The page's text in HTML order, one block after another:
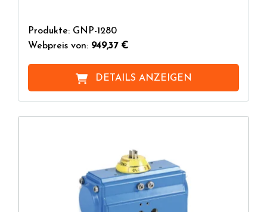
Produkte: GNP-1280
Webpreis von: 949,37 €
DETAILS ANZEIGEN